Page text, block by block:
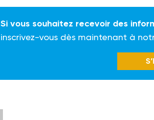
Si vous souhaitez recevoir des
inscrivez-vous dès maintenant à